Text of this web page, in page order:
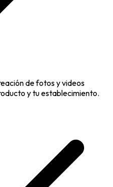
de fotos y videos
y tu establecimiento.